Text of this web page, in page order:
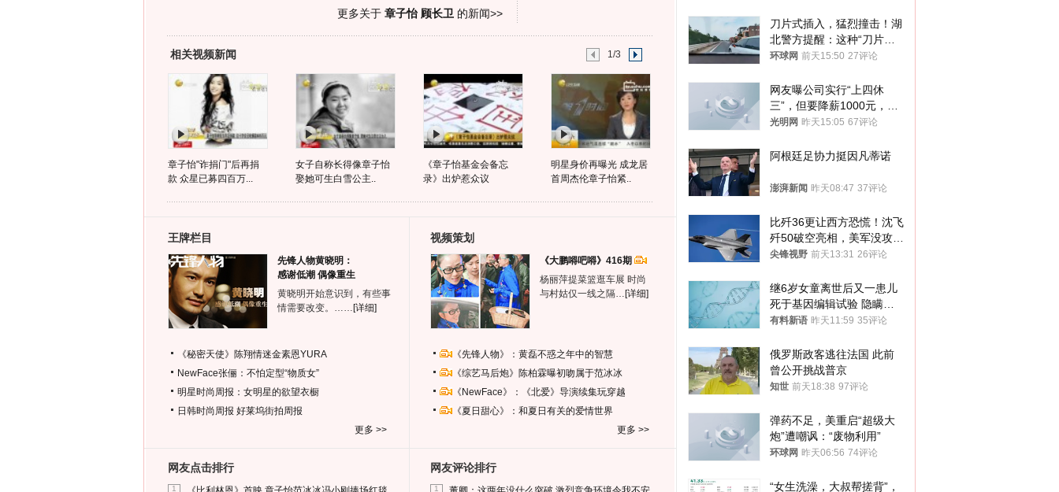
更多关于 章子怡 顾长卫 的新闻>>
相关视频新闻 1/3
章子怡"诈捐门"后再捐
款 众星已募四百万...
女子自称长得像章子怡
娶她可生白雪公主..
《章子怡基金会备忘
录》出炉惹众议
明星身价再曝光 成龙居
首周杰伦章子怡紧..
王牌栏目
先锋人物黄晓明：
感谢低潮 偶像重生
黄晓明开始意识到，有些事
情需要改变。…… [详细]
《秘密天使》陈翔情迷金素恩YURA
NewFace张俪：不怕定型“物质女”
明星时尚周报：女明星的欲望衣橱
日韩时尚周报 好莱坞街拍周报
更多 >>
视频策划
《大鹏嘚吧嘚》416期
杨丽萍提菜篮逛车展 时尚
与村姑仅一线之隔… [详细]
《先锋人物》：黄磊不惑之年中的智慧
《综艺马后炮》陈柏霖曝初吻属于范冰冰
《NewFace》：《北爱》导演续集玩穿越
《夏日甜心》：和夏日有关的爱情世界
更多 >>
网友点击排行
1
网友评论排行
1
刀片式插入，猛烈撞击！湖
北警方提醒：这种“刀片超
车”，太危险了
环球网 前天15:50 27评论
网友曝公司实行“上四休
三”，但要降薪1000元，不
接受只能辞职
光明网 昨天15:05 67评论
阿根廷足协力挺因凡蒂诺
澎湃新闻 昨天08:47 37评论
比歼36更让西方恐慌！沈飞
歼50破空亮相，美军没攻克
的技术被拿下
尖锋视野 前天13:31 26评论
继6岁女童离世后又一患儿
死于基因编辑试验 隐瞒一
年才对外披露
有料新语 昨天11:59 35评论
俄罗斯政客逃往法国 此前
曾公开挑战普京
知世 前天18:38 97评论
弹药不足，美重启“超级大
炮”遭嘲讽：“废物利用”
环球网 昨天06:56 74评论
“女生洗澡，大叔帮搓背”，